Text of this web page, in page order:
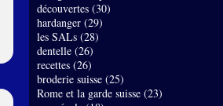
découvertes (30)
hardanger (29)
les SALs (28)
dentelle (26)
recettes (26)
broderie suisse (25)
Rome et la garde suisse (23)